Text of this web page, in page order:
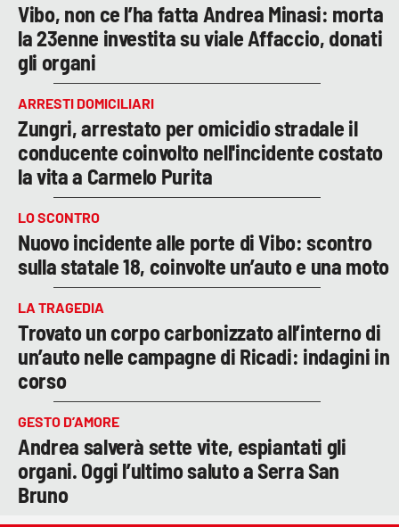
Vibo, non ce l’ha fatta Andrea Minasi: morta
la 23enne investita su viale Affaccio, donati
gli organi
ARRESTI DOMICILIARI
Zungri, arrestato per omicidio stradale il
conducente coinvolto nell'incidente costato
la vita a Carmelo Purita
LO SCONTRO
Nuovo incidente alle porte di Vibo: scontro
sulla statale 18, coinvolte un’auto e una moto
LA TRAGEDIA
Trovato un corpo carbonizzato all’interno di
un’auto nelle campagne di Ricadi: indagini in
corso
GESTO D’AMORE
Andrea salverà sette vite, espiantati gli
organi. Oggi l’ultimo saluto a Serra San
Bruno